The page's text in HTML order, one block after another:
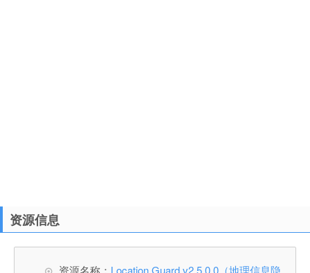
资源信息
资源名称： Location Guard v2.5.0.0（地理信息隐